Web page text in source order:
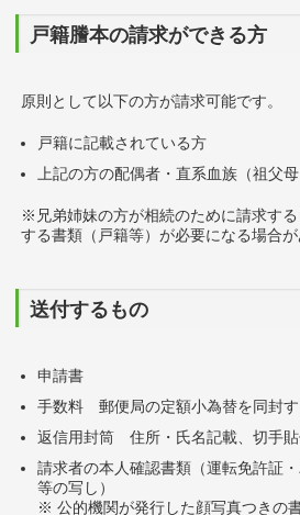
戸籍謄本の請求ができる方
原則として以下の方が請求可能です。
戸籍に記載されている方
上記の方の配偶者・直系血族（祖父
※兄弟姉妹の方が相続のために請求す
する書類（戸籍等）が必要になる場合が
送付するもの
申請書
手数料 郵便局の定額小為替を同封
返信用封筒 住所・氏名記載、切手
請求者の本人確認書類（運転免許証
等の写し）
※ 公的機関が発行した顔写真つきの